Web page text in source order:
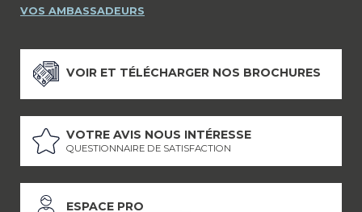
VOS AMBASSADEURS
VOIR ET TÉLÉCHARGER NOS BROCHURES
VOTRE AVIS NOUS INTÉRESSE
QUESTIONNAIRE DE SATISFACTION
ESPACE PRO